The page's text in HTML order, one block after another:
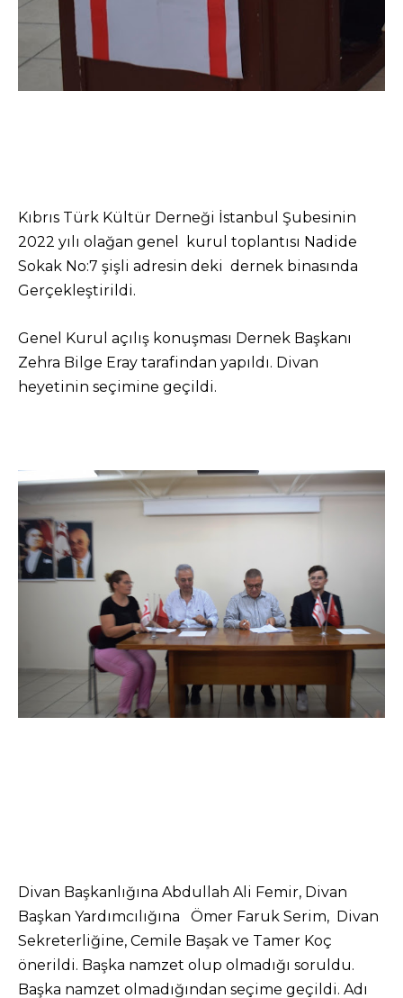
Kıbrıs Türk Kültür Derneği İstanbul Şubesinin
2022 yılı olağan genel kurul toplantısı Nadide
Sokak No:7 şişli adresin deki dernek binasında
Gerçekleştirildi.
Genel Kurul açılış konuşması Dernek Başkanı
Zehra Bilge Eray tarafindan yapıldı. Divan
heyetinin seçimine geçildi.
Divan Başkanlığına Abdullah Ali Femir, Divan
Başkan Yardımcılığına Ömer Faruk Serim, Divan
Sekreterliğine, Cemile Başak ve Tamer Koç
önerildi. Başka namzet olup olmadığı soruldu.
Başka namzet olmadığından seçime geçildi. Adı